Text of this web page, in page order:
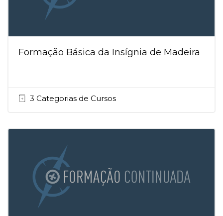
Formação Básica da Insígnia de Madeira
3 Categorias de Cursos